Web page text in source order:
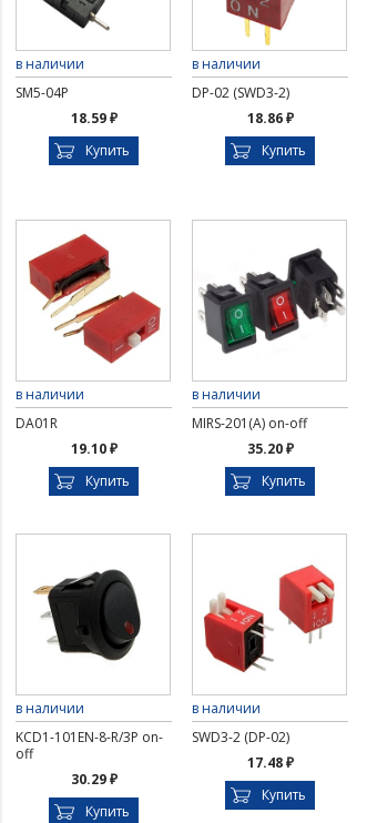
в наличии
SM5-04P
18.59 ₽
Купить
в наличии
DP-02 (SWD3-2)
18.86 ₽
Купить
в наличии
DA01R
19.10 ₽
Купить
в наличии
MIRS-201(A) on-off
35.20 ₽
Купить
в наличии
KCD1-101EN-8-R/3P on-
off
30.29 ₽
Купить
в наличии
SWD3-2 (DP-02)
17.48 ₽
Купить